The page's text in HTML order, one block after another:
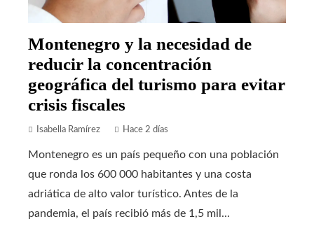
Montenegro y la necesidad de
reducir la concentración
geográfica del turismo para evitar
crisis fiscales
Isabella Ramírez Hace 2 días
Montenegro es un país pequeño con una población
que ronda los 600 000 habitantes y una costa
adriática de alto valor turístico. Antes de la
pandemia, el país recibió más de 1,5 mil...